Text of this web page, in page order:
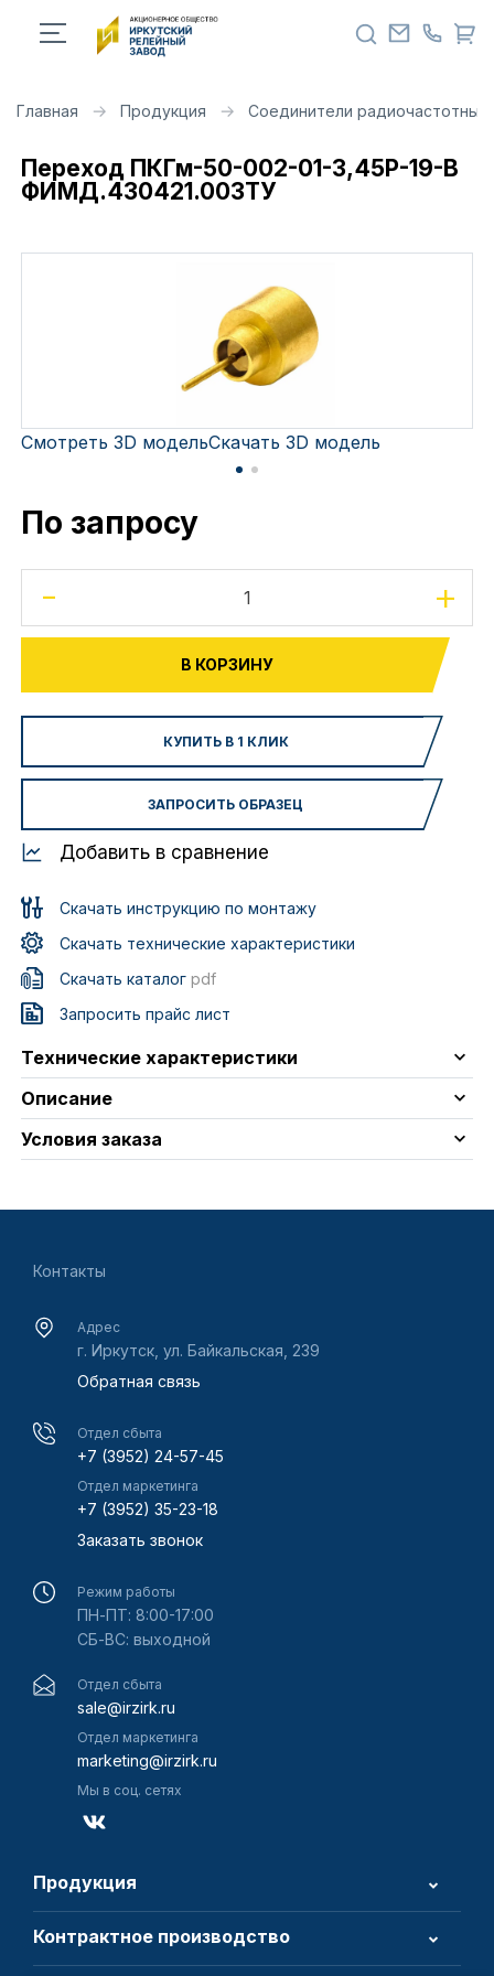
Главная Продукция Соединители радиочастотные
Переход ПКГм-50-002-01-3,45Р-19-В
ФИМД.430421.003ТУ
Смотреть 3D модельСкачать 3D модель
По запросу
- +
В КОРЗИНУ
КУПИТЬ В 1 КЛИК
ЗАПРОСИТЬ ОБРАЗЕЦ
Добавить в сравнение
Скачать инструкцию по монтажу
Скачать технические характеристики
Скачать каталогpdf
Запросить прайс лист
Технические характеристики
Описание
Условия заказа
Контакты
Адрес
г. Иркутск, ул. Байкальская, 239
Обратная связь
Отдел сбыта
+7 (3952) 24-57-45
Отдел маркетинга
+7 (3952) 35-23-18
Заказать звонок
Режим работы
ПН-ПТ: 8:00-17:00
СБ-ВС: выходной
Отдел сбыта
sale@irzirk.ru
Отдел маркетинга
marketing@irzirk.ru
Мы в соц. сетях
Продукция
Контрактное производство